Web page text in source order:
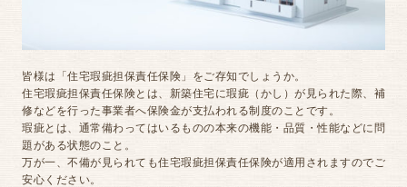
皆様は「住宅瑕疵担保責任保険」をご存知でしょうか。
住宅瑕疵担保責任保険とは、新築住宅に瑕疵（かし）が見られた際、補
修などを行った事業者へ保険金が支払われる制度のことです。
瑕疵とは、通常備わってはいるものの本来の機能・品質・性能などに問
題がある状態のこと。
万が一、不備が見られても住宅瑕疵担保責任保険が適用されますのでご
安心ください。